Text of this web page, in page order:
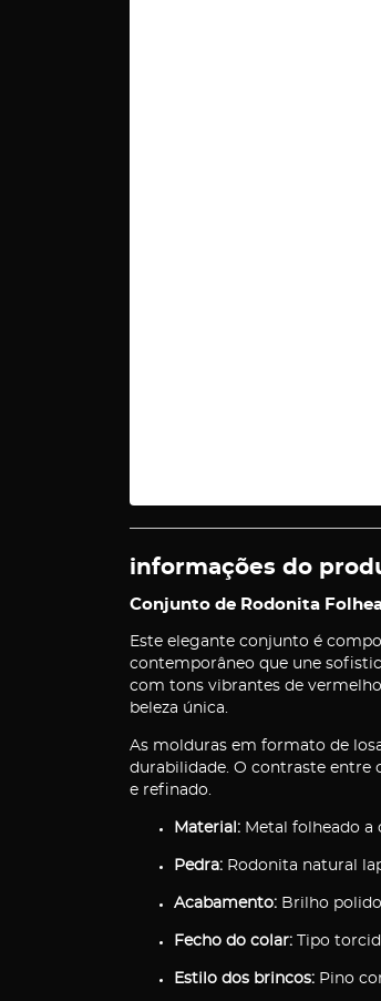
informações do
Conjunto de Rodonita
Este elegante conjunto é
contemporâneo que une
com tons vibrantes de
beleza única.
As molduras em formato de
durabilidade. O contraste entre
e refinado.
Material: Metal folheado a
Pedra: Rodonita natural
Acabamento: Brilho polido
Fecho do colar: Tipo
Estilo dos brincos: Pino